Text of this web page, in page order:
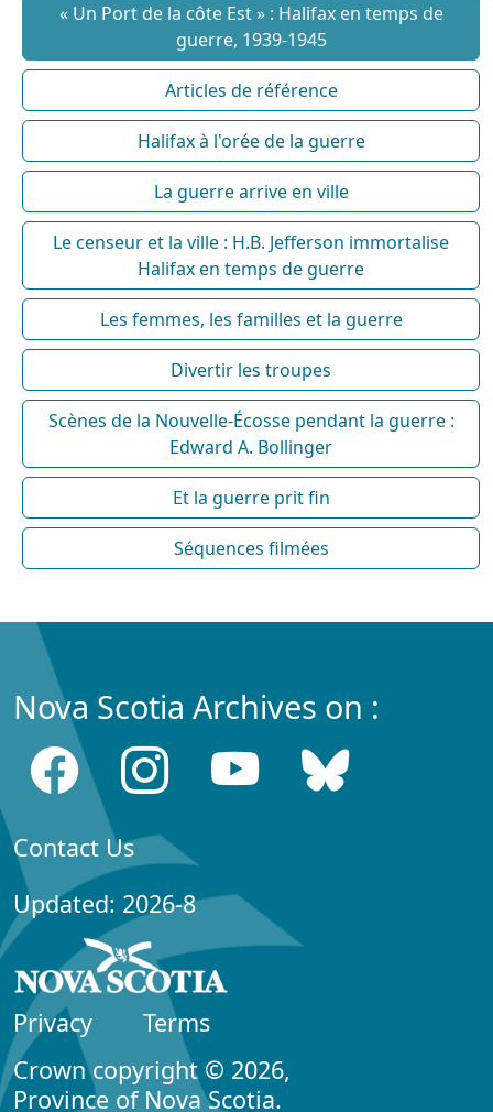
« Un Port de la côte Est » : Halifax en temps de
guerre, 1939-1945
Articles de référence
Halifax à l'orée de la guerre
La guerre arrive en ville
Le censeur et la ville : H.B. Jefferson immortalise
Halifax en temps de guerre
Les femmes, les familles et la guerre
Divertir les troupes
Scènes de la Nouvelle-Écosse pendant la guerre :
Edward A. Bollinger
Et la guerre prit fin
Séquences filmées
Nova Scotia Archives on :
Contact Us
Updated: 2026-8
Privacy
Terms
Crown copyright © 2026,
Province of Nova Scotia.